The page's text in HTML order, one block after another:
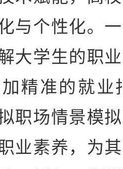
与个性化。
大学生的职
精准的就业
职场情景模
业素养，为